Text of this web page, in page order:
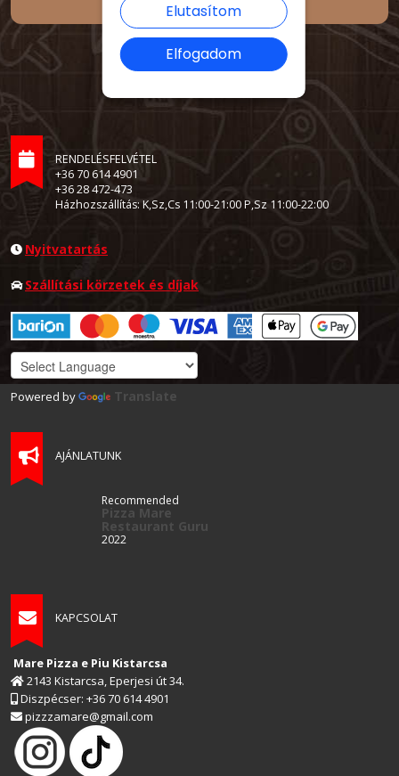
RENDELÉSFELVÉTEL
+36 70 614 4901
+36 28 472-473
Házhozszállítás: K,Sz,Cs 11:00-21:00 P,Sz 11:00-22:00
Nyitvatartás
Szállítási körzetek és díjak
Powered by Translate
AJÁNLATUNK
Recommended
Pizza Mare
Restaurant Guru
2022
KAPCSOLAT
Mare Pizza e Piu Kistarcsa
2143 Kistarcsa, Eperjesi út 34.
Diszpécser: +36 70 614 4901
pizzzamare@gmail.com
Elutasítom
Elfogadom